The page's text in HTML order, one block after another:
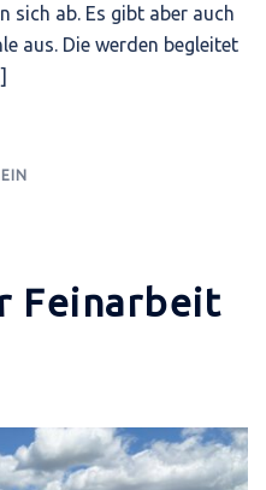
sich ab. Es gibt aber auch
aus. Die werden begleitet
Feinarbeit